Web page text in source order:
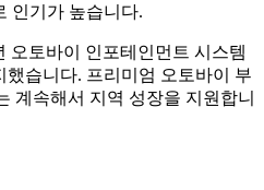
인기가 높습니다.
오토바이 인포테인먼트 시스템
했습니다. 프리미엄 오토바이 부
계속해서 지역 성장을 지원합니